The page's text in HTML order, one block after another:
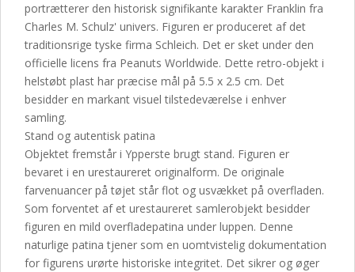
portrætterer den historisk signifikante karakter Franklin fra
Charles M. Schulz' univers. Figuren er produceret af det
traditionsrige tyske firma Schleich. Det er sket under den
officielle licens fra Peanuts Worldwide. Dette retro-objekt i
helstøbt plast har præcise mål på 5.5 x 2.5 cm. Det
besidder en markant visuel tilstedeværelse i enhver
samling.
Stand og autentisk patina
Objektet fremstår i Ypperste brugt stand. Figuren er
bevaret i en urestaureret originalform. De originale
farvenuancer på tøjet står flot og usvækket på overfladen.
Som forventet af et urestaureret samlerobjekt besidder
figuren en mild overfladepatina under luppen. Denne
naturlige patina tjener som en uomtvistelig dokumentation
for figurens urørte historiske integritet. Det sikrer og øger